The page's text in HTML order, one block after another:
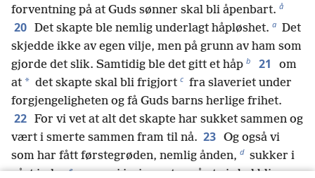
forventning på at Guds sønner skal bli åpenbart. å
20 Det skapte ble nemlig underlagt håpløshet. a Det
skjedde ikke av egen vilje, men på grunn av ham som
gjorde det slik. Samtidig ble det gitt et håp b 21
om
at * det skapte skal bli frigjort c fra slaveriet under
forgjengeligheten og få Guds barns herlige frihet.
22 For vi vet at alt det skapte har sukket sammen og
vært i smerte sammen fram til nå. 23 Og også vi
som har fått førstegrøden, nemlig ånden, d sukker i
vårt indre e mens vi ivrig venter på at vi skal bli